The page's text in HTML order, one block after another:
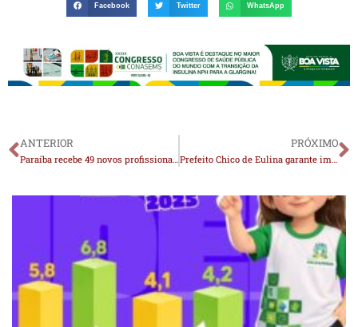
Facebook Twitter WhatsApp
ANTERIOR
Paraíba recebe 49 novos profissionais do Mais Médicos
PRÓXIMO
Prefeito Chico de Eulina garante importantes conquistas para São João do Cariri após reunião com o governador João Azevêdo